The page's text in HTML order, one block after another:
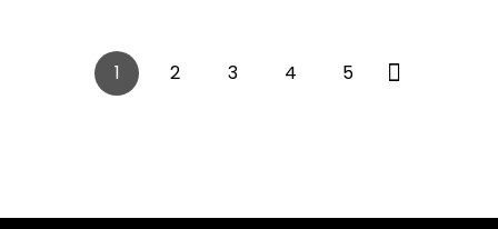
1 2 3 4 5